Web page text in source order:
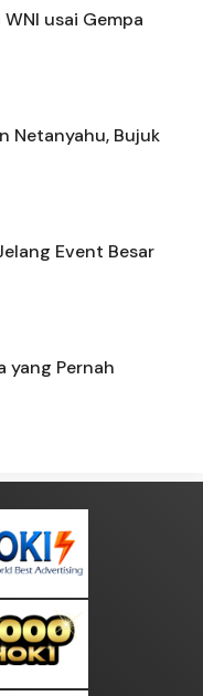
usai Gempa
Netanyahu, Bujuk
Event Besar
yang Pernah